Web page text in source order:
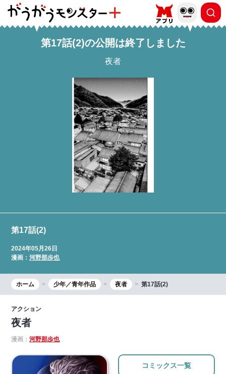
第17話(2)の公開は終了しました
夜者
第17話(2)
2024年05月26日
漫画：河野那歩也
ホーム 少年／青年作品 夜者 第17話(2)
アクション
夜者
漫画：河野那歩也
コミックス一覧